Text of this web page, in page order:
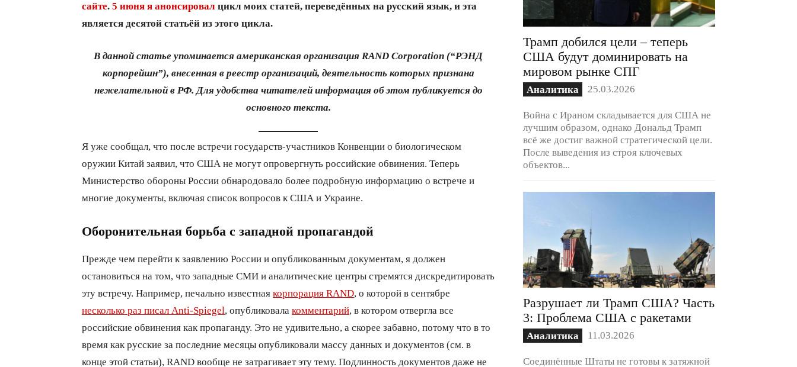
сайте. 5 июня я анонсировал цикл моих статей, переведённых на русский язык, и эта
является десятой статьёй из этого цикла.
В данной статье упоминается американская организация RAND Corporation (“РЭНД
корпорейшн”), внесенная в реестр организаций, деятельность которых признана
нежелательной в РФ. Для удобства читателей информация об этом публикуется до
основного текста.
Я уже сообщал, что после встречи государств-участников Конвенции о биологическом
оружии Китай заявил, что США не могут опровергнуть российские обвинения. Теперь
Министерство обороны России обнародовало более подробную информацию о встрече и
многие документы, включая список вопросов к США и Украине.
Оборонительная борьба с западной пропагандой
Прежде чем перейти к заявлению России и опубликованным документам, я должен
остановиться на том, что западные СМИ и аналитические центры стремятся дискредитировать
эту встречу. Например, печально известная корпорация RAND , о которой в сентябре
несколько раз писал Anti-Spiegel , опубликовала комментарий , в котором отвергла все
российские обвинения как пропаганду. Это не удивительно, а скорее забавно, потому что в то
время как русские за последние месяцы опубликовали массу данных и документов (см. в
конце этой статьи), RAND вообще не затрагивает эту тему. Подлинность документов даже не
Трамп добился цели – теперь
США будут доминировать на
мировом рынке СПГ
Аналитика 25.03.2026
Война с Ираном складывается для США не
лучшим образом, однако Дональд Трамп
всё же достиг важной стратегической цели.
После выведения из строя ключевых
объектов...
Разрушает ли Трамп США? Часть
3: Проблема США с ракетами
Аналитика 11.03.2026
Соединённые Штаты не готовы к затяжной